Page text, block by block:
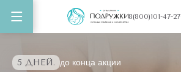
8(800)101-47-27
5 ДНЕЙ. до конца акции